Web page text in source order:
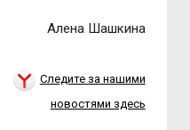
Алена Шашкина
Следите за нашими
новостями здесь